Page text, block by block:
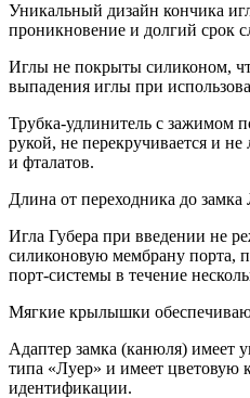
Уникальный дизайн кончика
проникновение и долгий срок
Иглы не покрыты силиконом,
выпадения иглы при
Трубка-удлинитель с зажимом
рукой, не перекручивается и не
и фталатов.
Длина от переходника до
Игла Губера при введении не
силиконовую мембрану порта,
порт-системы в течение
Мягкие крылышки
Адаптер замка (канюля) имеет
типа «Луер» и имеет цветовую
идентификации.